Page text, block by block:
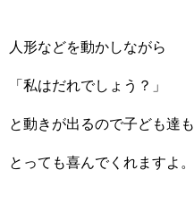
人形などを動かしながら
「私はだれでしょう？」
と動きが出るので子ども達も
とっても喜んでくれますよ。